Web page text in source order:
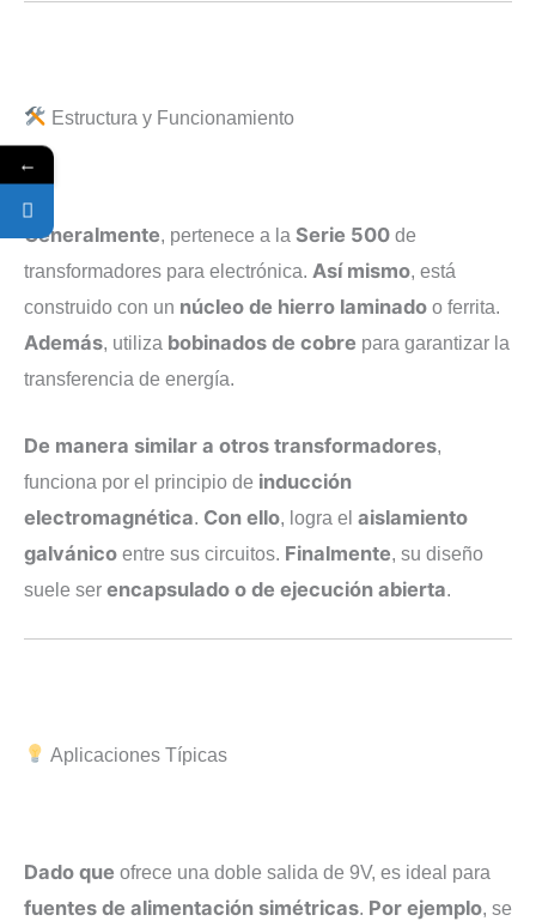
Estructura y Funcionamiento
Generalmente, pertenece a la Serie 500 de
transformadores para electrónica. Así mismo, está
construido con un núcleo de hierro laminado o ferrita.
Además, utiliza bobinados de cobre para garantizar la
transferencia de energía.
De manera similar a otros transformadores,
funciona por el principio de inducción
electromagnética. Con ello, logra el aislamiento
galvánico entre sus circuitos. Finalmente, su diseño
suele ser encapsulado o de ejecución abierta.
Aplicaciones Típicas
Dado que ofrece una doble salida de 9V, es ideal para
fuentes de alimentación simétricas. Por ejemplo, se
←